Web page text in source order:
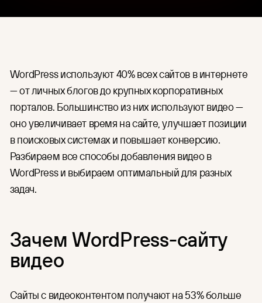
организации контента и
доставки контента по цене
аренды серверов.
Организация онлайн-
трансляций
Подготовка и проведение
мероприятий в Москве и по
всей России: съёмка,
трансляция, хранение и защита
записей.
IT и разработка
WordPress используют 40% всех сайтов в интернете
— от личных блогов до крупных корпоративных
порталов. Большинство из них используют видео —
оно увеличивает время на сайте, улучшает позиции
в поисковых системах и повышает конверсию.
Разбираем все способы добавления видео в
WordPress и выбираем оптимальный для разных
задач.
Зачем WordPress-сайту
видео
Сайты с видеоконтентом получают на 53% больше